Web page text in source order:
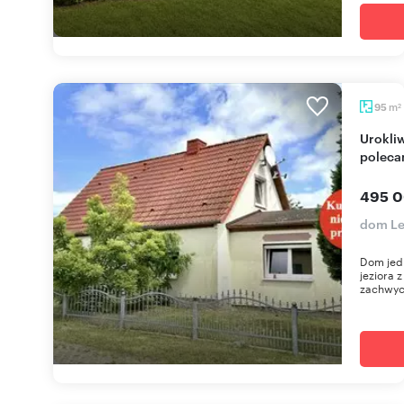
95 m2
Urokliwy dom z dużą działką i warsztatem
495
dom
Dom
jeziora